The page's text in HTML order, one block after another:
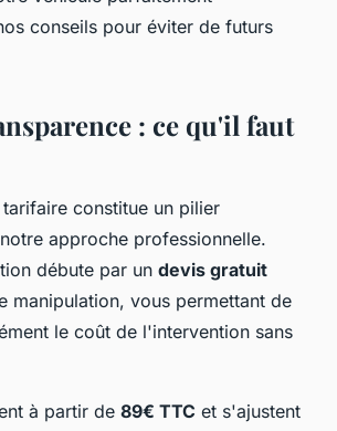
conseils pour éviter de futurs
: ce qu'il faut
constitue un pilier
approche professionnelle.
débute par un devis gratuit
manipulation, vous permettant de
le coût de l'intervention sans
à partir de 89€ TTC et s'ajustent